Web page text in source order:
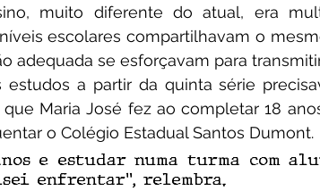
muito diferente do atual, era
escolares compartilhavam o
adequada se esforçavam para
Maria José fez ao completar 18
o Colégio Estadual Santos Dumont.
e estudar numa turma com
enfrentar”, relembra.